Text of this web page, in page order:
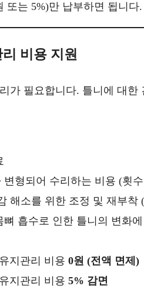
또는 5%)만 납부하면 됩니다.
비용 지원
가 필요합니다. 틀니에 대
변형되어 수리하는 비용 (횟
해소를 위한 조정 및 재부착
뼈 흡수로 인한 틀니의 변화에
지관리 비용 0원 (전액 면제)
지관리 비용 5% 감면